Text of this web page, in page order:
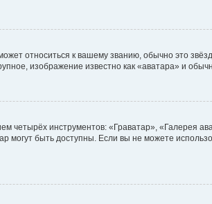
относиться к вашему званию, обычно это
изображение известно как «аватара» и
четырёх инструментов: «Граватар», «Галерея
могут быть доступны. Если вы не можете